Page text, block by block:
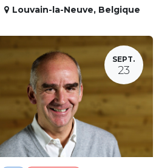
Louvain-la-Neuve, Belgique
SEPT.
23